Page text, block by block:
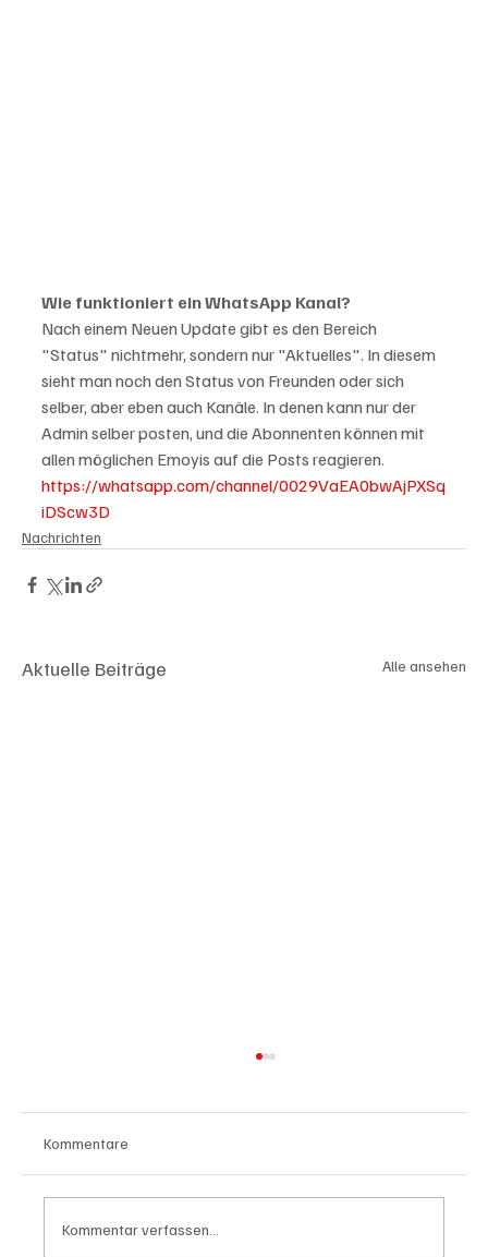
Wie funktioniert ein WhatsApp Kanal?
Nach einem Neuen Update gibt es den Bereich
"Status" nichtmehr, sondern nur "Aktuelles". In diesem
sieht man noch den Status von Freunden oder sich
selber, aber eben auch Kanäle. In denen kann nur der
Admin selber posten, und die Abonnenten können mit
allen möglichen Emoyis auf die Posts reagieren.
https://whatsapp.com/channel/0029VaEA0bwAjPXSq
iDScw3D
Nachrichten
Aktuelle Beiträge Alle ansehen
Kommentare
Kommentar verfassen...